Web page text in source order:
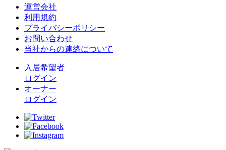
運営会社
利用規約
プライバシーポリシー
お問い合わせ
当社からの連絡について
入居希望者
ログイン
オーナー
ログイン